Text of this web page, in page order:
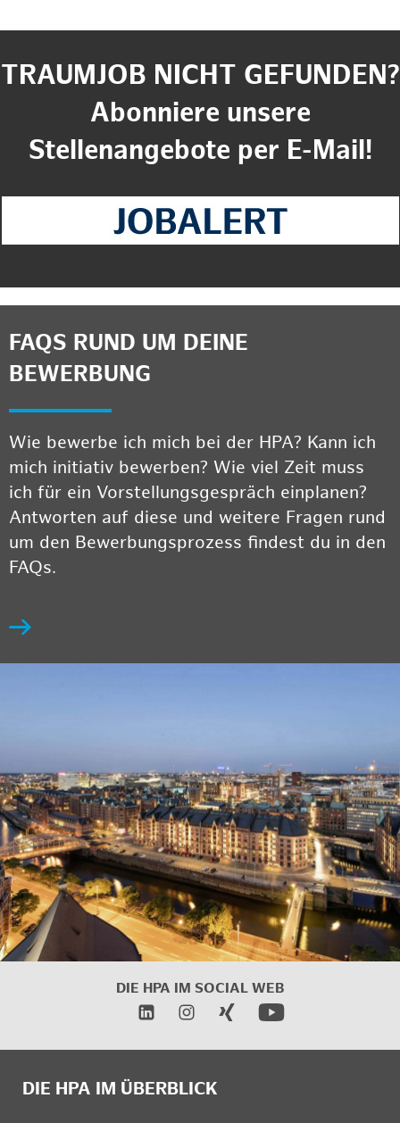
TRAUMJOB NICHT GEFUNDEN?
Abonniere unsere
Stellenangebote per E-Mail!
FAQS RUND UM DEINE
BEWERBUNG
Wie bewerbe ich mich bei der HPA? Kann ich
mich initiativ bewerben? Wie viel Zeit muss
ich für ein Vorstellungsgespräch einplanen?
Antworten auf diese und weitere Fragen rund
um den Bewerbungsprozess findest du in den
FAQs.
DIE HPA IM SOCIAL WEB
DIE HPA IM ÜBERBLICK